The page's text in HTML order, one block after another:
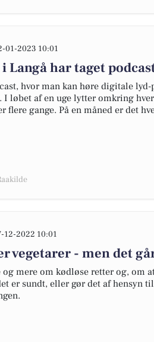
01-2023 10:01
Langå har taget
hvor man kan høre digitale
I løbet af en uge lytter omkring
flere gange. På en måned er det
12-2022 10:01
vegetarer - men det
mere om kødløse retter og, om
er sundt, eller gør det af hensyn